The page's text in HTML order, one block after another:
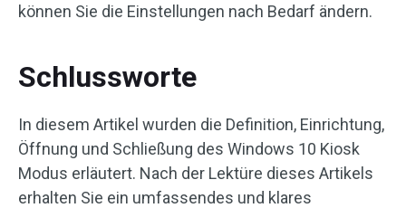
können Sie die Einstellungen nach Bedarf ändern.
Schlussworte
In diesem Artikel wurden die Definition, Einrichtung,
Öffnung und Schließung des Windows 10 Kiosk
Modus erläutert. Nach der Lektüre dieses Artikels
erhalten Sie ein umfassendes und klares